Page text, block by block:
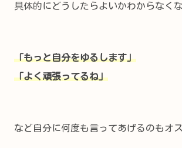
具体的にどうしたらよいかわからなくな
「もっと自分をゆるします」
「よく頑張ってるね」
など自分に何度も言ってあげるのもオ